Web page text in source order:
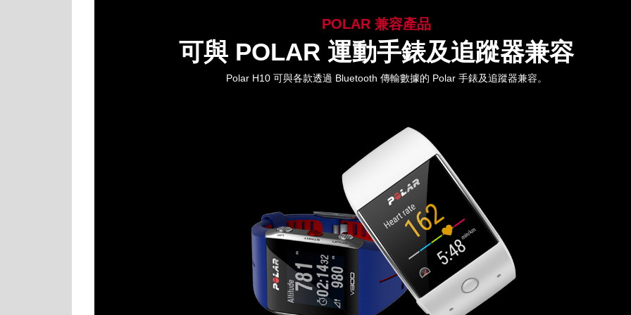
POLAR 兼容產品
可與 POLAR 運動手錶及追蹤器兼容
Polar H10 可與各款透過 Bluetooth 傳輸數據的 Polar 手錶及追蹤器兼容。